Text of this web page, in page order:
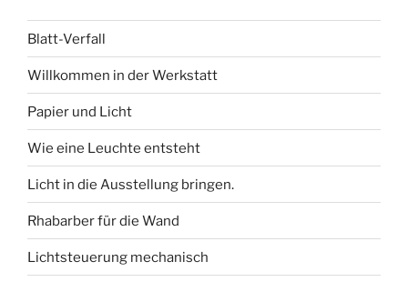
Blatt-Verfall
Willkommen in der Werkstatt
Papier und Licht
Wie eine Leuchte entsteht
Licht in die Ausstellung bringen.
Rhabarber für die Wand
Lichtsteuerung mechanisch